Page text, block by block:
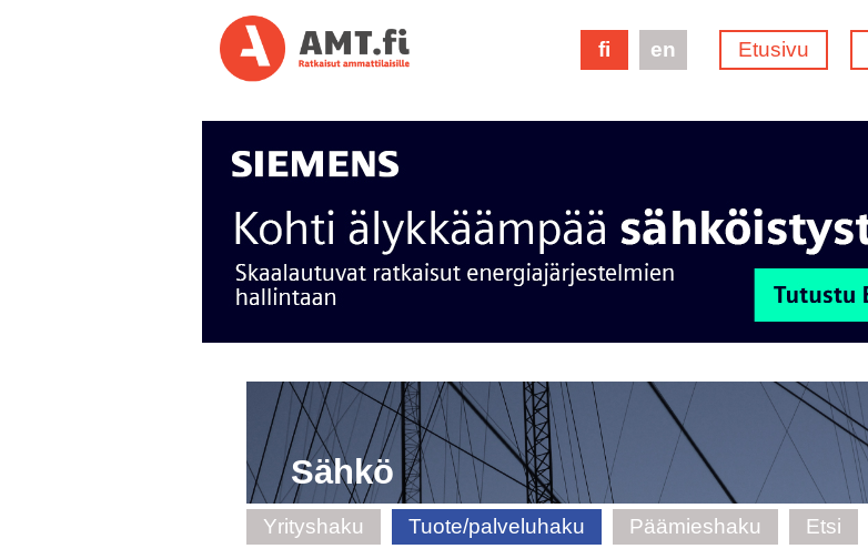
Etusivu
fi en
Sähkö
Yrityshaku Tuote/palveluhaku Päämieshaku Etsi